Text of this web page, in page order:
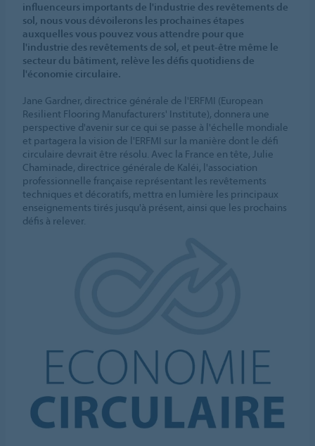
influenceurs importants de l'industrie des revêtements de
sol, nous vous dévoilerons les prochaines étapes
auxquelles vous pouvez vous attendre pour que
l'industrie des revêtements de sol, et peut-être même le
secteur du bâtiment, relève les défis quotidiens de
l'économie circulaire.
Jane Gardner, directrice générale de l'ERFMI (European
Resilient Flooring Manufacturers' Institute), donnera une
perspective d'avenir sur ce qui se passe à l'échelle mondiale
et partagera la vision de l'ERFMI sur la manière dont le défi
circulaire devrait être résolu. Avec la France en tête, Julie
Chaminade, directrice générale de Kaléi, l'association
professionnelle française représentant les revêtements
techniques et décoratifs, mettra en lumière les principaux
enseignements tirés jusqu'à présent, ainsi que les prochains
défis à relever.